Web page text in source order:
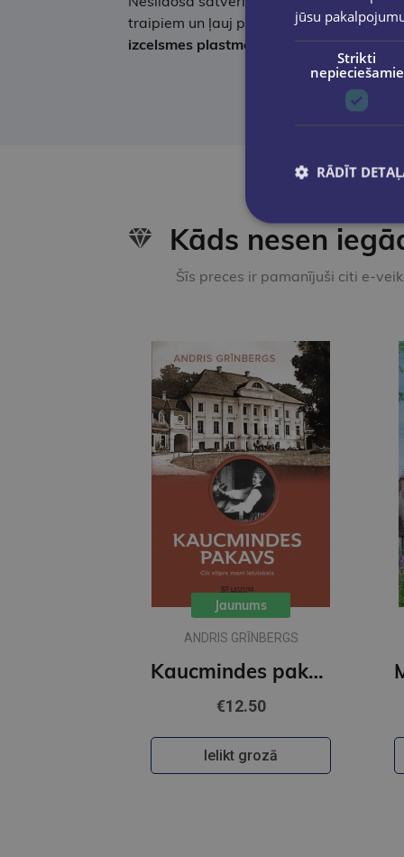
traipiem un ļauj pildspalvu ērti lietot
izcelsmes plastmasa
(ISCC PLUS,
Kāds nesen
Šīs preces ir pamanījuši citi e-
Jaunums
ANDRIS GRĪNBERGS
Kaucmindes pakavs
€12.50
Ielikt grozā
jūsu
Strikti
nepieciešamie
RĀDĪT